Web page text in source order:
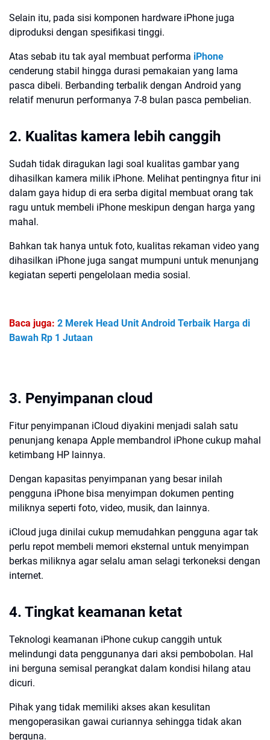
Selain itu, pada sisi komponen hardware iPhone juga
diproduksi dengan spesifikasi tinggi.
Atas sebab itu tak ayal membuat performa iPhone
cenderung stabil hingga durasi pemakaian yang lama
pasca dibeli. Berbanding terbalik dengan Android yang
relatif menurun performanya 7-8 bulan pasca pembelian.
2. Kualitas kamera lebih canggih
Sudah tidak diragukan lagi soal kualitas gambar yang
dihasilkan kamera milik iPhone. Melihat pentingnya fitur ini
dalam gaya hidup di era serba digital membuat orang tak
ragu untuk membeli iPhone meskipun dengan harga yang
mahal.
Bahkan tak hanya untuk foto, kualitas rekaman video yang
dihasilkan iPhone juga sangat mumpuni untuk menunjang
kegiatan seperti pengelolaan media sosial.
Baca juga: 2 Merek Head Unit Android Terbaik Harga di
Bawah Rp 1 Jutaan
3. Penyimpanan cloud
Fitur penyimpanan iCloud diyakini menjadi salah satu
penunjang kenapa Apple membandrol iPhone cukup mahal
ketimbang HP lainnya.
Dengan kapasitas penyimpanan yang besar inilah
pengguna iPhone bisa menyimpan dokumen penting
miliknya seperti foto, video, musik, dan lainnya.
iCloud juga dinilai cukup memudahkan pengguna agar tak
perlu repot membeli memori eksternal untuk menyimpan
berkas miliknya agar selalu aman selagi terkoneksi dengan
internet.
4. Tingkat keamanan ketat
Teknologi keamanan iPhone cukup canggih untuk
melindungi data penggunanya dari aksi pembobolan. Hal
ini berguna semisal perangkat dalam kondisi hilang atau
dicuri.
Pihak yang tidak memiliki akses akan kesulitan
mengoperasikan gawai curiannya sehingga tidak akan
berguna.